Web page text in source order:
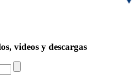
videos y descargas